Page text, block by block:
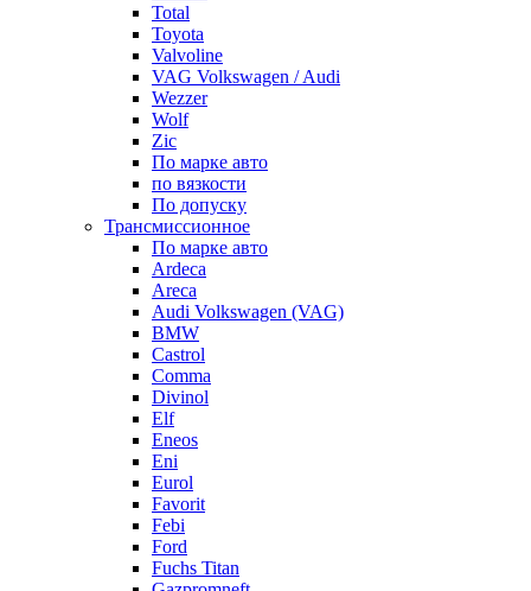
Total
Toyota
Valvoline
VAG Volkswagen / Audi
Wezzer
Wolf
Zic
По марке авто
по вязкости
По допуску
Трансмиссионное
По марке авто
Ardeca
Areca
Audi Volkswagen (VAG)
BMW
Castrol
Comma
Divinol
Elf
Eneos
Eni
Eurol
Favorit
Febi
Ford
Fuchs Titan